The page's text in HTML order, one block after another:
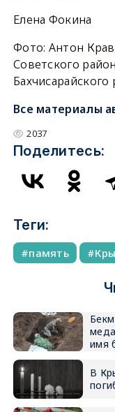
Елена Фокина
Фото: Антон
Советского
Все материалы
2037
Поделитесь:
Теги:
память
имя
В